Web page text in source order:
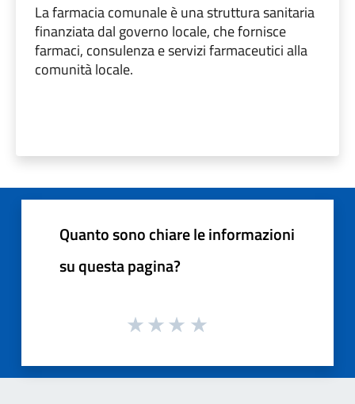
La farmacia comunale è una struttura sanitaria
finanziata dal governo locale, che fornisce
farmaci, consulenza e servizi farmaceutici alla
comunità locale.
Quanto sono chiare le informazioni
su questa pagina?